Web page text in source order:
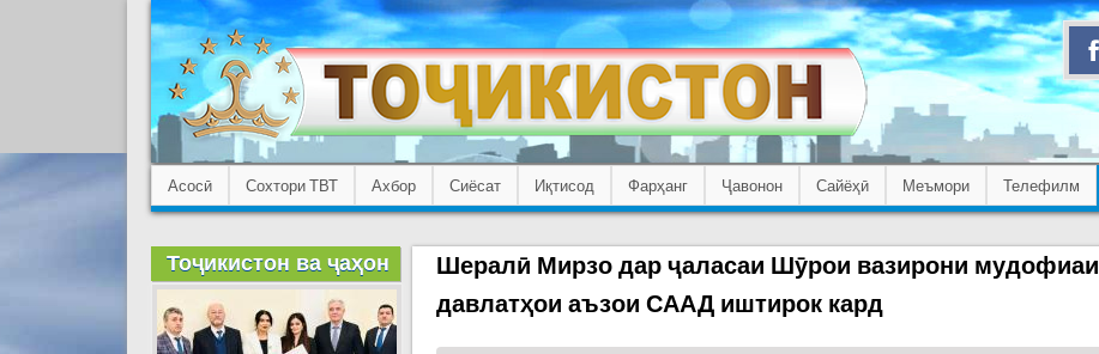
Асосӣ Сохтори ТВТ Ахбор Сиёсат Иқтисод Фарҳанг Ҷавонон Сайёҳӣ Меъмори Телефилм
Шералӣ Мирзо дар ҷаласаи Шӯрои вазирони мудофиаи
давлатҳои аъзои СААД иштирок кард
Тоҷикистон ва ҷаҳон